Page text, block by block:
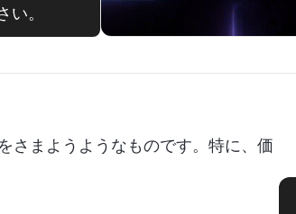
。
さまようようなものです。特に、価